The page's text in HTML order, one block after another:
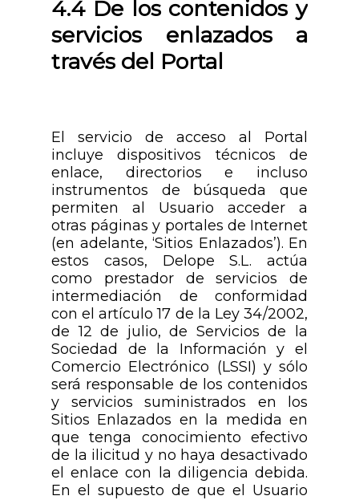
4.4 De los contenidos y
servicios enlazados a
través del Portal
El servicio de acceso al Portal
incluye dispositivos técnicos de
enlace, directorios e incluso
instrumentos de búsqueda que
permiten al Usuario acceder a
otras páginas y portales de Internet
(en adelante, ‘Sitios Enlazados’). En
estos casos, Delope S.L. actúa
como prestador de servicios de
intermediación de conformidad
con el artículo 17 de la Ley 34/2002,
de 12 de julio, de Servicios de la
Sociedad de la Información y el
Comercio Electrónico (LSSI) y sólo
será responsable de los contenidos
y servicios suministrados en los
Sitios Enlazados en la medida en
que tenga conocimiento efectivo
de la ilicitud y no haya desactivado
el enlace con la diligencia debida.
En el supuesto de que el Usuario